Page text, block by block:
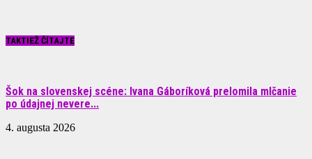
TAKTIEŽ ČÍTAJTE
Šok na slovenskej scéne: Ivana Gáboríková prelomila mlčanie
po údajnej nevere...
4. augusta 2026